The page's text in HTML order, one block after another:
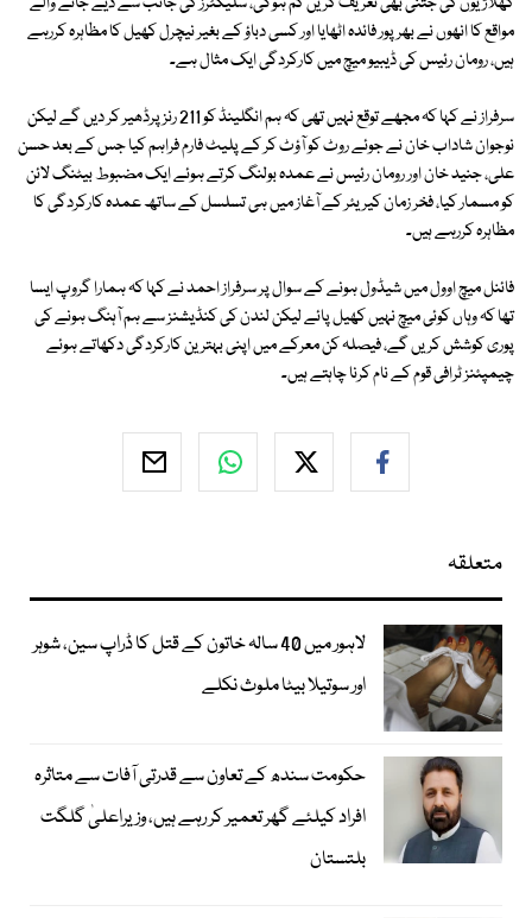
مواقع کا انھوں نے بھرپور فائدہ اٹھایا اور کسی دباؤ کے بغیر نیچرل کھیل کا مظاہرہ کررہے
ہیں، رومان رئیس کی ڈیبیو میچ میں کارکردگی ایک مثال ہے۔
سرفراز نے کہا کہ مجھے توقع نہیں تھی کہ ہم انگلینڈ کو 211 رنز پرڈھیر کر دیں گے لیکن
نوجوان شاداب خان نے جوئے روٹ کو آؤٹ کر کے پلیٹ فارم فراہم کیا جس کے بعد حسن
علی، جنید خان اور رومان رئیس نے عمدہ بولنگ کرتے ہوئے ایک مضبوط بیٹنگ لائن
کو مسمار کیا، فخر زمان کیریئر کے آغاز میں ہی تسلسل کے ساتھ عمدہ کارکردگی کا
مظاہرہ کررہے ہیں۔
فائنل میچ اوول میں شیڈول ہونے کے سوال پر سرفراز احمد نے کہا کہ ہمارا گروپ ایسا
تھا کہ وہاں کوئی میچ نہیں کھیل پائے لیکن لندن کی کنڈیشنز سے ہم آہنگ ہونے کی
پوری کوشش کریں گے، فیصلہ کن معرکے میں اپنی بہترین کارکردگی دکھاتے ہوئے
چیمپئنز ٹرافی قوم کے نام کرنا چاہتے ہیں۔
متعلقہ
لاہور میں 40 سالہ خاتون کے قتل کا ڈراپ سین، شوہر
اور سوتیلا بیٹا ملوث نکلے
حکومت سندھ کے تعاون سے قدرتی آفات سے متاثرہ
افراد کیلئے گھر تعمیر کر رہے ہیں، وزیراعلیٰ گلگت
بلتستان